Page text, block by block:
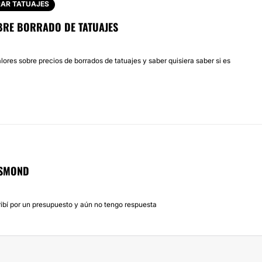
TATUAJES
BORRADO DE TATUAJES
sobre precios de borrados de tatuajes y saber quisiera saber si es
por un presupuesto y aún no tengo respuesta